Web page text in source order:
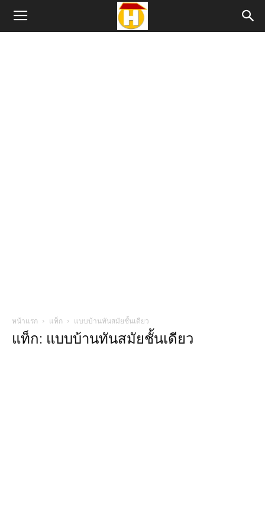
หน้าแรก แท็ก แบบบ้านทันสมัยชั้นเดียว
แท็ก: แบบบ้านทันสมัยชั้นเดียว